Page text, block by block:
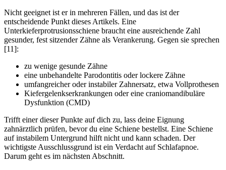
Nicht geeignet ist er in mehreren Fällen, und das ist der
entscheidende Punkt dieses Artikels. Eine
Unterkieferprotrusionsschiene braucht eine ausreichende Zahl
gesunder, fest sitzender Zähne als Verankerung. Gegen sie sprechen
[11]:
zu wenige gesunde Zähne
eine unbehandelte Parodontitis oder lockere Zähne
umfangreicher oder instabiler Zahnersatz, etwa Vollprothesen
Kiefergelenkserkrankungen oder eine craniomandibuläre
Dysfunktion (CMD)
Trifft einer dieser Punkte auf dich zu, lass deine Eignung
zahnärztlich prüfen, bevor du eine Schiene bestellst. Eine Schiene
auf instabilem Untergrund hilft nicht und kann schaden. Der
wichtigste Ausschlussgrund ist ein Verdacht auf Schlafapnoe.
Darum geht es im nächsten Abschnitt.